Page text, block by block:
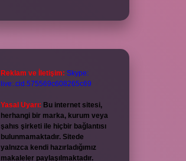
Reklam ve İletişim: Skype:
live:.cid.575569c608265c69
Yasal Uyarı: Bu internet sitesi,
herhangi bir marka, kurum veya
şahıs şirketi ile hiçbir bağlantısı
bulunmamaktadır. Sitede
yalnızca kendi hazırladığımız
makaleler paylaşılmaktadır.